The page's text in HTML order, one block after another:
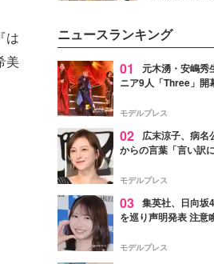
は
美
して、“髪その
めて注目する
子。今回は、
な髪を日常で
ます。
ニュースランキング
01
元木湧・安嶋秀
ニア9人「Three」開
進んで夢を掴みたい
モデルプレス
02
広末涼子、病名
からの言葉「言い訳
モデルプレス
03 集英社、日向坂
を巡り声明発表 注意
モデルプレス